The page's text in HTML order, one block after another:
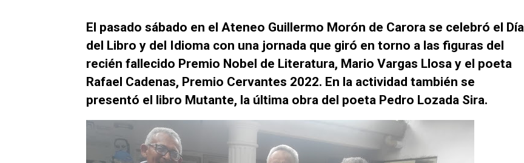
El pasado sábado en el Ateneo Guillermo Morón de Carora se celebró el Día
del Libro y del Idioma con una jornada que giró en torno a las figuras del
recién fallecido Premio Nobel de Literatura, Mario Vargas Llosa y el poeta
Rafael Cadenas, Premio Cervantes 2022. En la actividad también se
presentó el libro Mutante, la última obra del poeta Pedro Lozada Sira.